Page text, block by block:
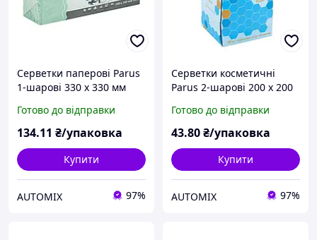
Серветки паперові Parus
1-шарові 330 х 330 мм
Готово до відправки
134.11 ₴/упаковка
Купити
AUTOMIX 97%
Серветки косметичні
Parus 2-шарові 200 х 200
Готово до відправки
43.80₴/упаковка
Купити
AUTOMIX 97%